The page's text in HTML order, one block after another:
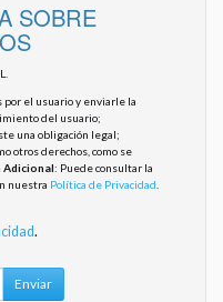
SOBRE
el usuario y enviarle la
del usuario;
una obligación legal;
otros derechos, como se
Adicional: Puede consultar la
nuestra Política de Privacidad
.
Enviar